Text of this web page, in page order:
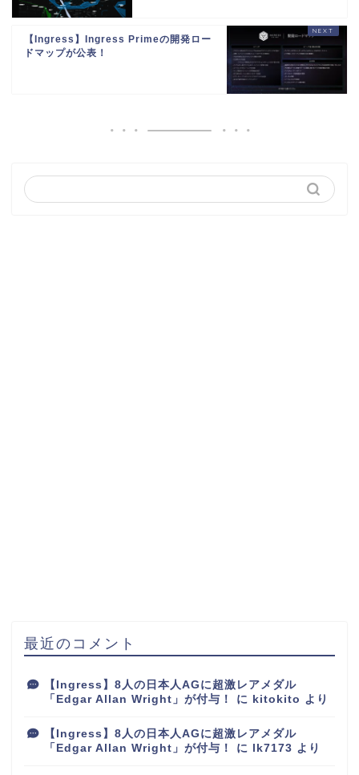
【Ingress】Ingress Primeの開発ロー
ドマップが公表！
最近のコメント
【Ingress】8人の日本人AGに超激レアメダル
「Edgar Allan Wright」が付与！
に kitokito より
【Ingress】8人の日本人AGに超激レアメダル
「Edgar Allan Wright」が付与！
に lk7173 より